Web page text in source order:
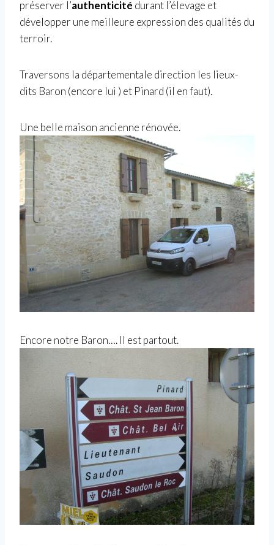
préserver l’authenticité durant l’élevage et
développer une meilleure expression des qualités du
terroir.
Traversons la départementale direction les lieux-
dits Baron (encore lui ) et Pinard (il en faut).
Une belle maison ancienne rénovée.
Encore notre Baron…. Il est partout.